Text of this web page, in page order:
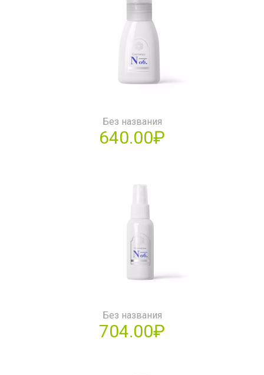
Без названия
640.00₽
Без названия
704.00₽